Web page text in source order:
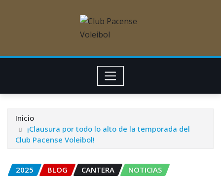
Inicio
¡Clausura por todo lo alto de la temporada del
Club Pacense Voleibol!
2025 BLOG CANTERA NOTICIAS